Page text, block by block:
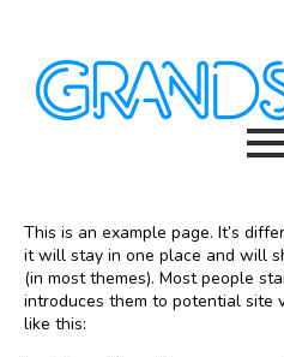
This is an example page. It’s
it will stay in one place and will
(in most themes). Most people
introduces them to potential site
like this: